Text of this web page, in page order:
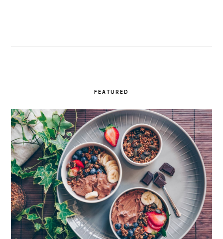
FEATURED